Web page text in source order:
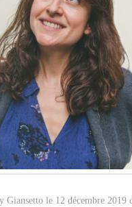
Giansetto le 12 décembre 2019